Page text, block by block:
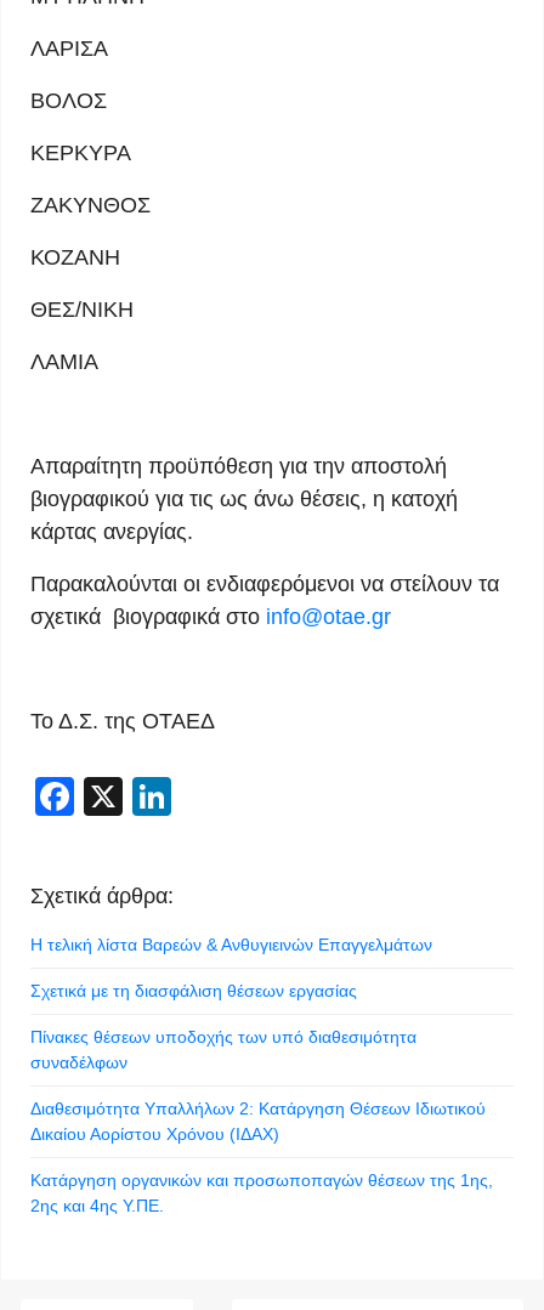
ΛΑΡΙΣΑ
ΒΟΛΟΣ
ΚΕΡΚΥΡΑ
ΖΑΚΥΝΘΟΣ
ΚΟΖΑΝΗ
ΘΕΣ/ΝΙΚΗ
ΛΑΜΙΑ
Απαραίτητη προϋπόθεση για την αποστολή
βιογραφικού για τις ως άνω θέσεις, η κατοχή
κάρτας ανεργίας.
Παρακαλούνται οι ενδιαφερόμενοι να στείλουν τα
σχετικά βιογραφικά στο info@otae.gr
Το Δ.Σ. της ΟΤΑΕΔ
Facebook
X
Σχετικά άρθρα:
Η τελική λίστα Βαρεών & Ανθυγιεινών Επαγγελμάτων
Σχετικά με τη διασφάλιση θέσεων εργασίας
Πίνακες θέσεων υποδοχής των υπό διαθεσιμότητα
συναδέλφων
Διαθεσιμότητα Υπαλλήλων 2: Κατάργηση Θέσεων Ιδιωτικού
Δικαίου Αορίστου Χρόνου (ΙΔΑΧ)
Κατάργηση οργανικών και προσωποπαγών θέσεων της 1ης,
2ης και 4ης Υ.ΠΕ.